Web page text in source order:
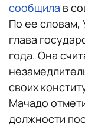
сообщила в
По ее словам,
глава
года. Она
своих
Мачадо
должности